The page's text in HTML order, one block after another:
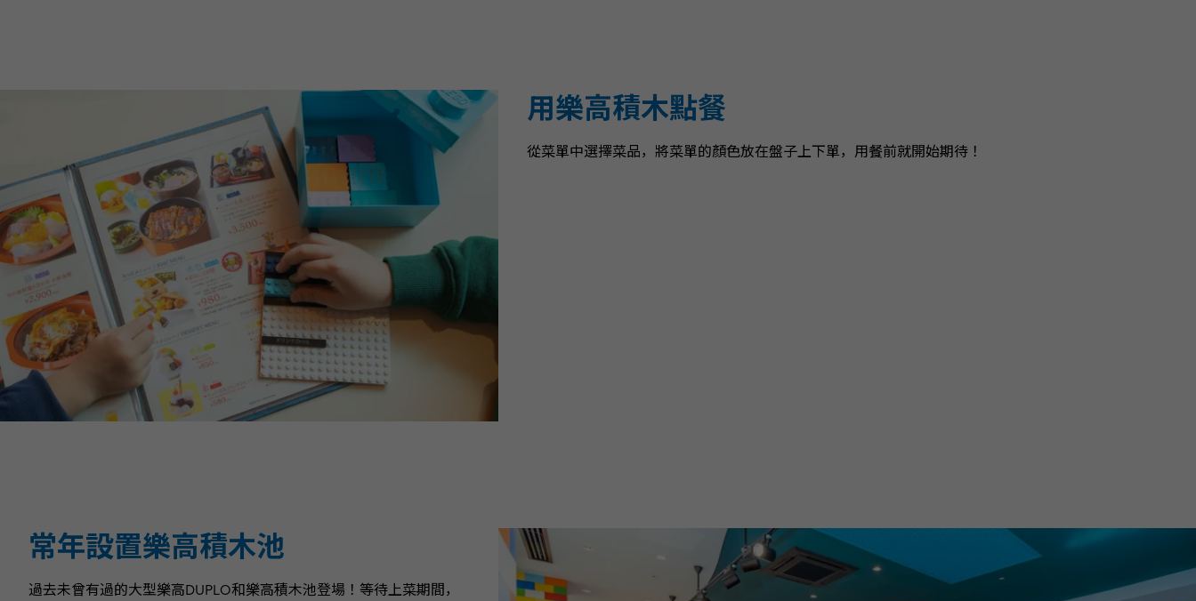
用樂高積木點餐
從菜單中選擇菜品，將菜單的顏色放在盤子上下單，用餐前就開始期待！
常年設置樂高積木池
過去未曾有過的大型樂高DUPLO和樂高積木池登場！等待上菜期間，